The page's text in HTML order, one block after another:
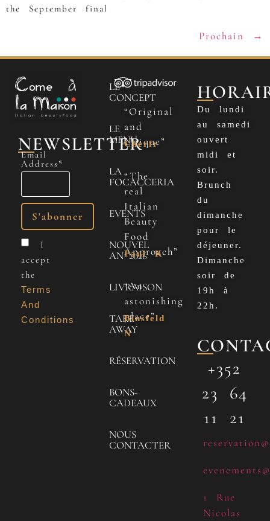
the September final
Prochain →
NEWSLETTER
Email
Address*
I
accept
the
Terms
And
Conditions
LE
CONCEPT
LE
MENU
LA
FOCACCERIA
EVENTS
NOUVEL
AN 2026
LIVRAISON
TAKE
AWAY
RÉSERVATION
BONS-
CADEAUX
NOUS
CONTACTER
“Original
and
Unique”
Cherfr
“The
real
Italian
Beauty
Food
Approach”
Paul K
“An
astonishing
place”
Binsfeld
N
Du lundi
au samedi
ouvert
midi et
soir.
Brunch
du
dimanche
pour le
déjeuner.
Dimanche
soir de
19h à
22h.
+352
23 64
11 21
1 Rue
Nicolas